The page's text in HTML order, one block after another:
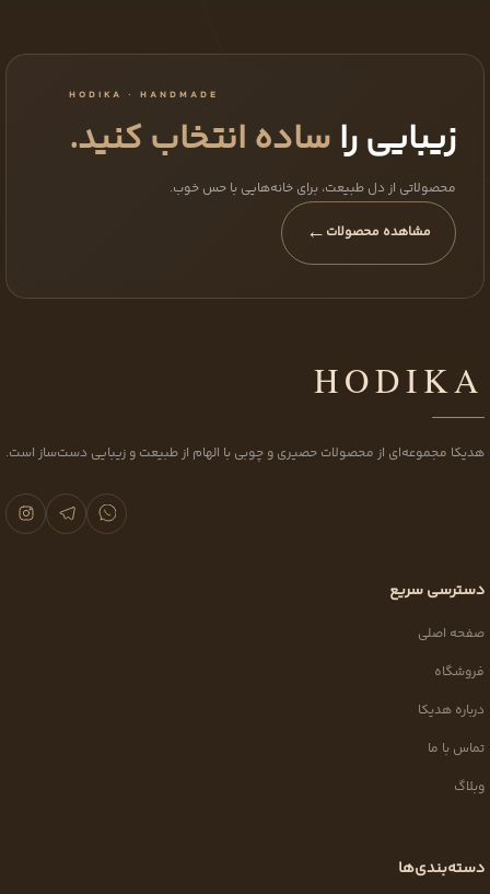
HODIKA · HANDMADE
زیبایی را ساده انتخاب کنید.
محصولاتی از دل طبیعت، برای خانه‌هایی با حس خوب.
مشاهده محصولات ←
HODIKA
هدیکا مجموعه‌ای از محصولات حصیری و چوبی با الهام از طبیعت و زیبایی دست‌ساز است.
دسترسی سریع
صفحه اصلی
فروشگاه
درباره هدیکا
تماس با ما
وبلاگ
دسته‌بندی‌ها